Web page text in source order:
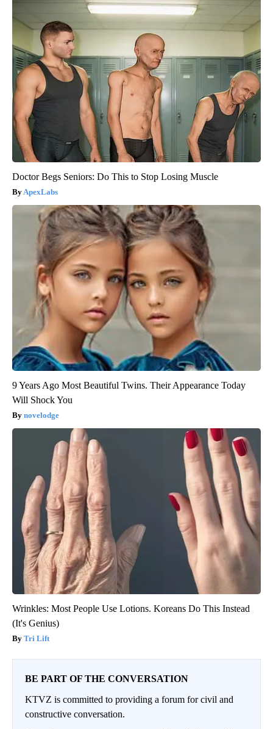
Doctor Begs Seniors: Do This to Stop Losing Muscle
ApexLabs
9 Years Ago Most Beautiful Twins. Their Appearance Today
Will Shock You
novelodge
Wrinkles: Most People Use Lotions. Koreans Do This Instead
(It's Genius)
Tri Lift
BE PART OF THE CONVERSATION
KTVZ is committed to providing a forum for civil and
constructive conversation.